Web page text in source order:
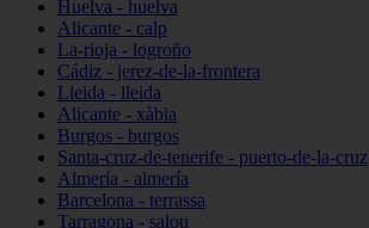
Huelva - huelva
Alicante - calp
La-rioja - logroño
Cádiz - jerez-de-la-frontera
Lleida - lleida
Alicante - xàbia
Burgos - burgos
Santa-cruz-de-tenerife - puerto-de-la-cruz
Almería - almería
Barcelona - terrassa
Tarragona - salou